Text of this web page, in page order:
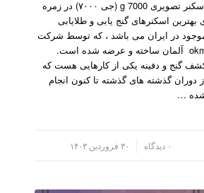
اسکنر تصویری g 7000 (جی ۷۰۰۰) در زمره
بهترین اسکنرهای گنج یابی و طلایابی
در ایران می باشد ، که توسط شرکت
okm آلمان ساخته و عرضه شده است.
گنج و دفینه یکی از کارهایی هست که
دوران گذشته های گذشته تا کنون انجام
…
۰ دیدگاه ۳۰ فروردین ۱۴۰۳